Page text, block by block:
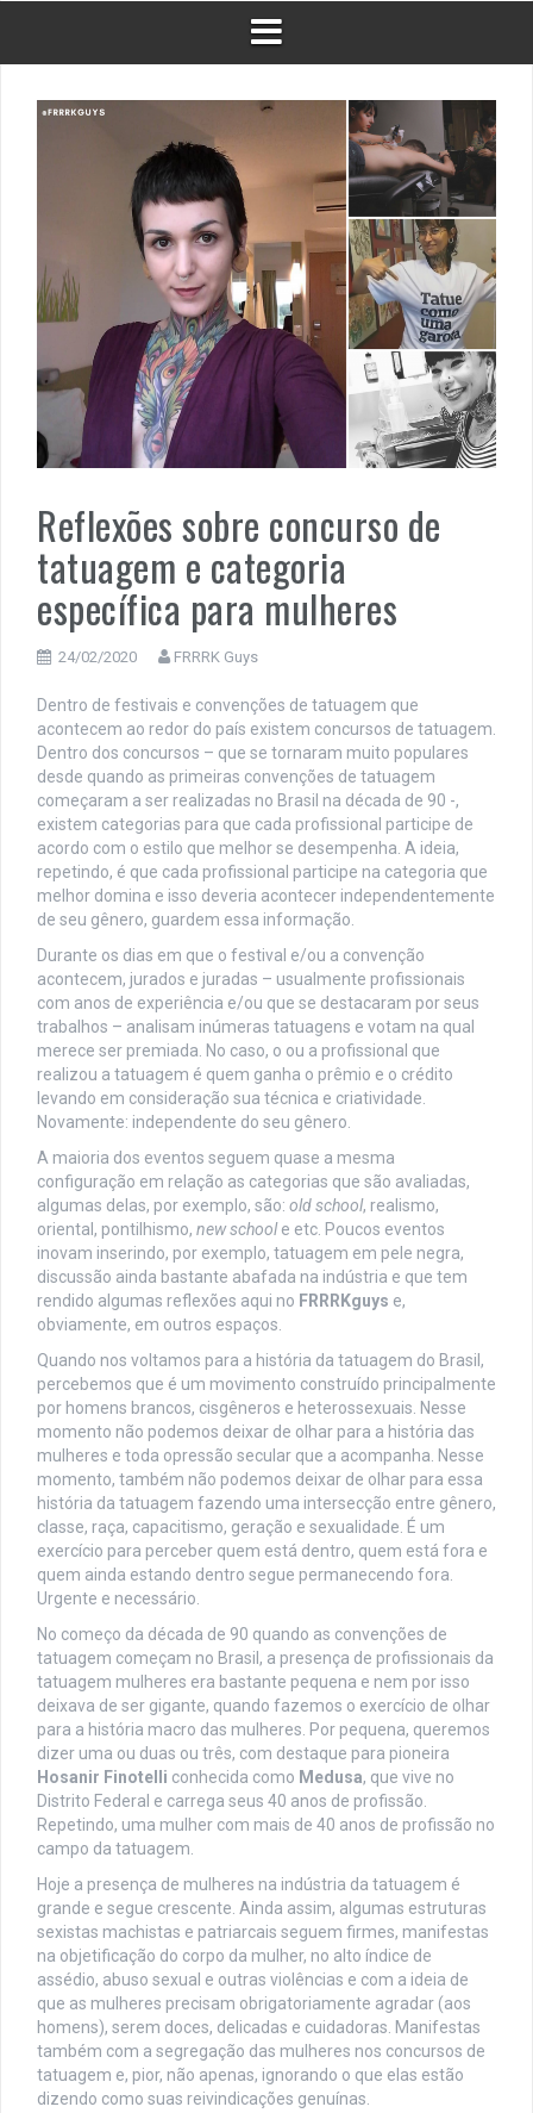
Reflexões sobre concurso de
tatuagem e categoria
específica para mulheres
24/02/2020 FRRRK Guys
Dentro de festivais e convenções de tatuagem que
acontecem ao redor do país existem concursos de tatuagem.
Dentro dos concursos – que se tornaram muito populares
desde quando as primeiras convenções de tatuagem
começaram a ser realizadas no Brasil na década de 90 -,
existem categorias para que cada profissional participe de
acordo com o estilo que melhor se desempenha. A ideia,
repetindo, é que cada profissional participe na categoria que
melhor domina e isso deveria acontecer independentemente
de seu gênero, guardem essa informação.
Durante os dias em que o festival e/ou a convenção
acontecem, jurados e juradas – usualmente profissionais
com anos de experiência e/ou que se destacaram por seus
trabalhos – analisam inúmeras tatuagens e votam na qual
merece ser premiada. No caso, o ou a profissional que
realizou a tatuagem é quem ganha o prêmio e o crédito
levando em consideração sua técnica e criatividade.
Novamente: independente do seu gênero.
A maioria dos eventos seguem quase a mesma
configuração em relação as categorias que são avaliadas,
algumas delas, por exemplo, são: old school, realismo,
oriental, pontilhismo, new schoole etc. Poucos eventos
inovam inserindo, por exemplo, tatuagem em pele negra,
discussão ainda bastante abafada na indústria e que tem
rendido algumas reflexões aqui no FRRRKguys e,
obviamente, em outros espaços.
Quando nos voltamos para a história da tatuagem do Brasil,
percebemos que é um movimento construído principalmente
por homens brancos, cisgêneros e heterossexuais. Nesse
momento não podemos deixar de olhar para a história das
mulheres e toda opressão secular que a acompanha. Nesse
momento, também não podemos deixar de olhar para essa
história da tatuagem fazendo uma intersecção entre gênero,
classe, raça, capacitismo, geração e sexualidade. É um
exercício para perceber quem está dentro, quem está fora e
quem ainda estando dentro segue permanecendo fora.
Urgente e necessário.
No começo da década de 90 quando as convenções de
tatuagem começam no Brasil, a presença de profissionais da
tatuagem mulheres era bastante pequena e nem por isso
deixava de ser gigante, quando fazemos o exercício de olhar
para a história macro das mulheres. Por pequena, queremos
dizer uma ou duas ou três, com destaque para pioneira
Hosanir Finotelli conhecida como Medusa, que vive no
Distrito Federal e carrega seus 40 anos de profissão.
Repetindo, uma mulher com mais de 40 anos de profissão no
campo da tatuagem.
Hoje a presença de mulheres na indústria da tatuagem é
grande e segue crescente. Ainda assim, algumas estruturas
sexistas machistas e patriarcais seguem firmes, manifestas
na objetificação do corpo da mulher, no alto índice de
assédio, abuso sexual e outras violências e com a ideia de
que as mulheres precisam obrigatoriamente agradar (aos
homens), serem doces, delicadas e cuidadoras. Manifestas
também com a segregação das mulheres nos concursos de
tatuagem e, pior, não apenas, ignorando o que elas estão
dizendo como suas reivindicações genuínas.